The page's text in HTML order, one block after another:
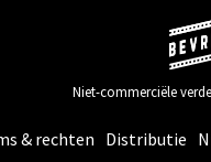
Niet-commerciële
& rechten Distributie